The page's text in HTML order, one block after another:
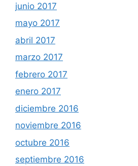
junio 2017
mayo 2017
abril 2017
marzo 2017
febrero 2017
enero 2017
diciembre 2016
noviembre 2016
octubre 2016
septiembre 2016